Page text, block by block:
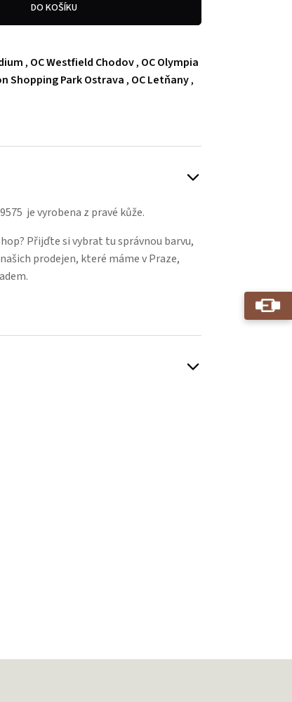
DO KOŠÍKU
, OC Westfield Chodov, OC Olympia
Shopping Park Ostrava , OC Letňany,
je vyrobena z pravé kůže.
Přijďte si vybrat tu správnou barvu,
prodejen, které máme v Praze,